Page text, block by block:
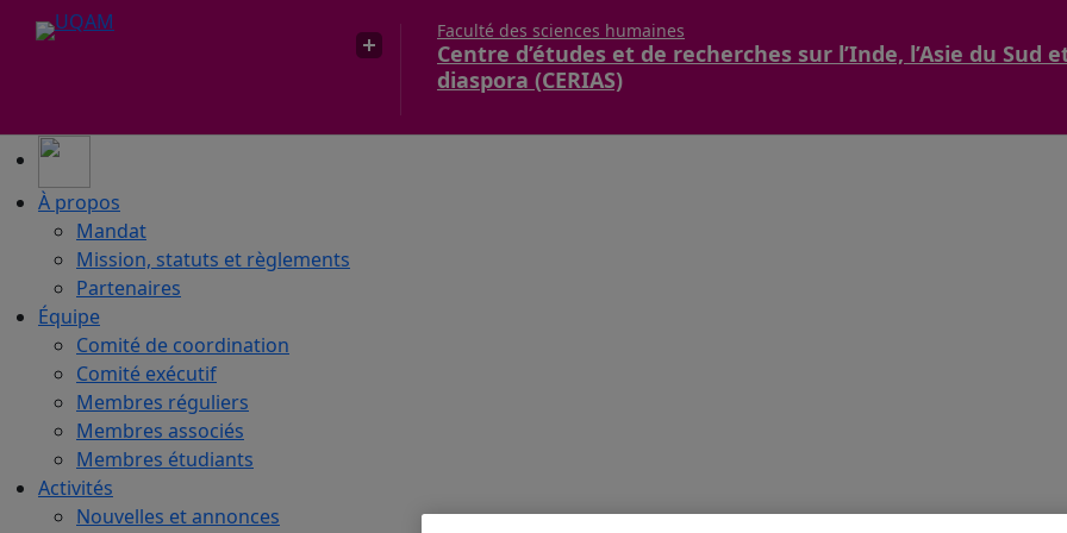
Faculté des sciences humaines
Centre d’études et de recherches sur l’Inde, l’Asie du Sud
diaspora (CERIAS)
À propos
Mandat
Mission, statuts et règlements
Partenaires
Équipe
Comité de coordination
Comité exécutif
Membres réguliers
Membres associés
Membres étudiants
Activités
Nouvelles et annonces